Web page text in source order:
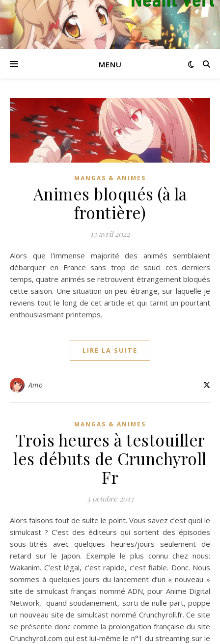
MENU
MANGAS & ANIMES
Animes bloqués (à la
frontière)
13 avril 2022
Alors que l'immense majorité des animés semblaient
débarquer en France sans trop de souci ces derniers
temps, quatre animés se retrouvent étrangement bloqués
cette saison. Une situation un peu étrange, sur laquelle je
reviens tout le long de cet article et qui tarnit un pourtant
enthousiasmant printemps.
LIRE LA SUITE
Amo
MANGAS & ANIMES
Trois heures à testouiller
les débuts de Crunchyroll
Fr
3 octobre 2013
Alors faisons tout de suite le point. Vous savez c’est quoi le
simulcast ? C’est des éditeurs qui sortent des épisodes
sous-titrés avec quelques heures/jours seulement de
retard sur le Japon. Exemple le plus connu chez nous:
Wakanim. C’est légal, c’est rapide, c’est fiable. Donc. Nous
sommes à quelques jours du lancement d’un « nouveau »
site de simulcast français nommé ADN, pour Anime Digital
Network, quand soudainement, sorti de nulle part, poppe
un nouveau site de simulcast nommé Crunchyroll.fr. Ce site
se présente donc comme la prolongation française du site
Crunchyroll.com qui est lui-même le n°1 du streaming sur le